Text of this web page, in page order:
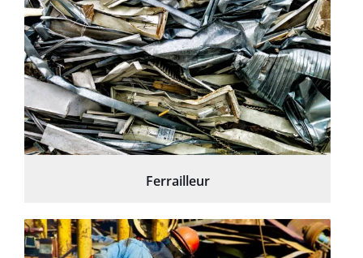
Ferrailleur